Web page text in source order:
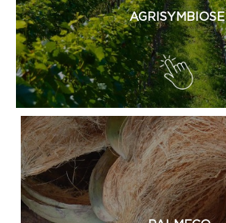
AGRISYMBIOSE